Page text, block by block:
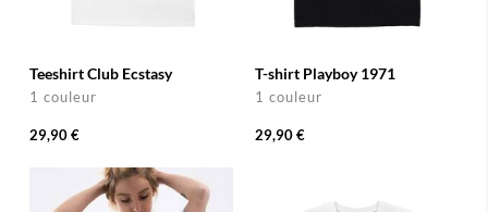
Teeshirt Club Ecstasy
1 couleur
29,90 €
T-shirt Playboy 1971
1 couleur
29,90 €